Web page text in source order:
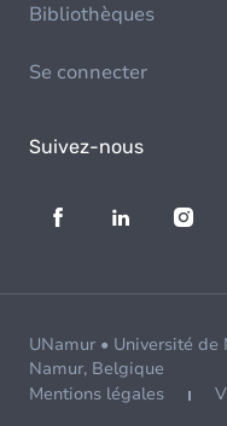
Bibliothèques
Se connecter
Suivez-nous
UNamur • Université
Namur, Belgique
Mentions légales